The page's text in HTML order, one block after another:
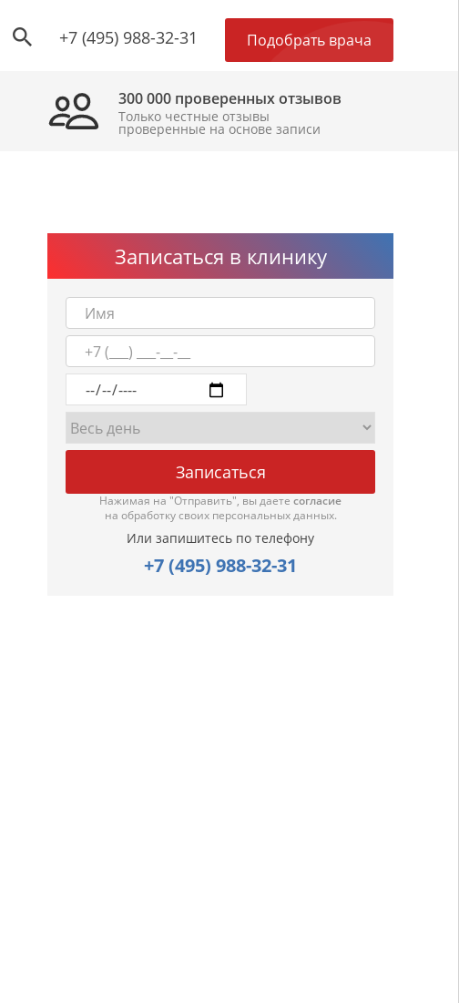
+7 (495) 988-32-31 Подобрать врача
300 000 проверенных отзывов
Только честные отзывы
проверенные на основе записи
Записаться в клинику
Нажимая на "Отправить", вы даете согласие
на обработку своих персональных данных.
Или запишитесь по телефону
+7 (495) 988-32-31